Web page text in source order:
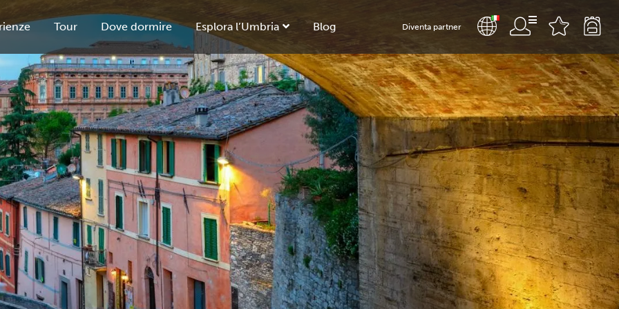
Tour Dove dormire Esplora l’Umbria Blog Diventa partner